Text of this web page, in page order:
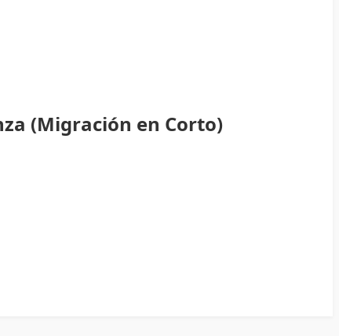
(Migración en Corto)